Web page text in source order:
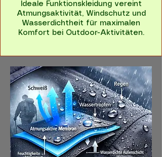
Ideale Funktionskleidung vereint
Atmungsaktivität, Windschutz und
Wasserdichtheit für maximalen
Komfort bei Outdoor-Aktivitäten.